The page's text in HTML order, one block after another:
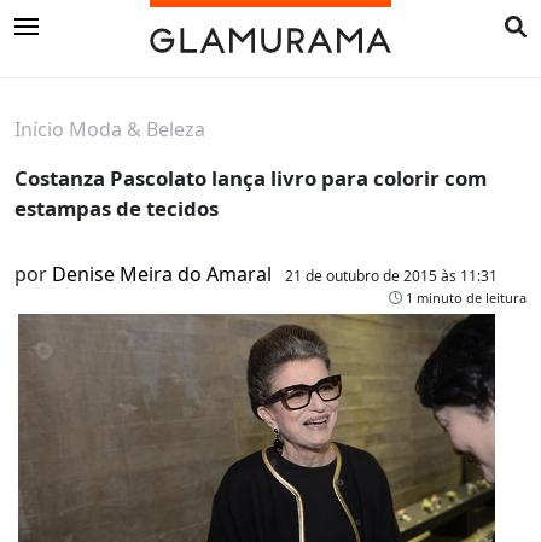
Início Moda & Beleza
Costanza Pascolato lança livro para colorir com
estampas de tecidos
por Denise Meira do Amaral 21 de outubro de 2015 às 11:31
1 minuto de leitura